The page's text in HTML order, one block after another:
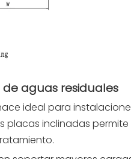
aguas residuales
ideal para
placas inclinadas permite